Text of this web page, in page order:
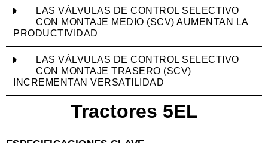
LAS VÁLVULAS DE CONTROL SELECTIVO
CON MONTAJE MEDIO (SCV) AUMENTAN LA
PRODUCTIVIDAD
LAS VÁLVULAS DE CONTROL SELECTIVO
CON MONTAJE TRASERO (SCV)
INCREMENTAN VERSATILIDAD
Tractores 5EL